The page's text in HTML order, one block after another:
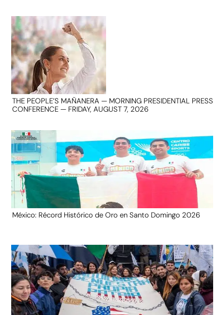
THE PEOPLE’S MAÑANERA — MORNING PRESIDENTIAL PRESS
CONFERENCE — FRIDAY, AUGUST 7, 2026
México: Récord Histórico de Oro en Santo Domingo 2026